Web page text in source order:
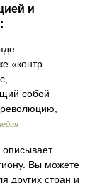
и
«контр
собой
Вы можете
других стран и